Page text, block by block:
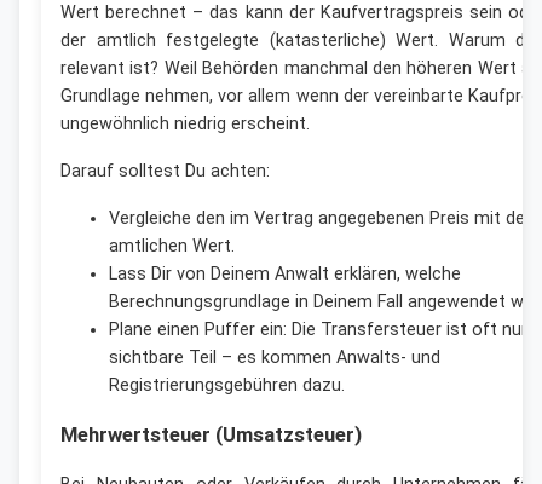
Wert berechnet – das kann der Kaufvertragspreis sein
der amtlich festgelegte (katasterliche) Wert. Warum
relevant ist? Weil Behörden manchmal den höheren Wert
Grundlage nehmen, vor allem wenn der vereinbarte
ungewöhnlich niedrig erscheint.
Darauf solltest Du achten:
Vergleiche den im Vertrag angegebenen Preis mit dem
amtlichen Wert.
Lass Dir von Deinem Anwalt erklären, welche
Berechnungsgrundlage in Deinem Fall angewendet
Plane einen Puffer ein: Die Transfersteuer ist oft nur
sichtbare Teil – es kommen Anwalts- und
Registrierungsgebühren dazu.
Mehrwertsteuer (Umsatzsteuer)